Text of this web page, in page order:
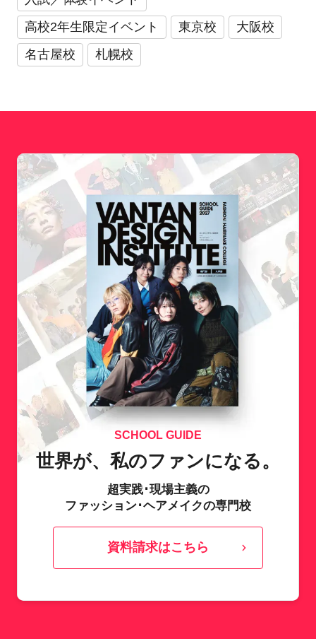
高校2年生限定イベント
東京校
大阪校
名古屋校
札幌校
SCHOOL GUIDE
世界が、私のファンになる。
超実践･現場主義の
ファッション･ヘアメイクの専門校
資料請求はこちら